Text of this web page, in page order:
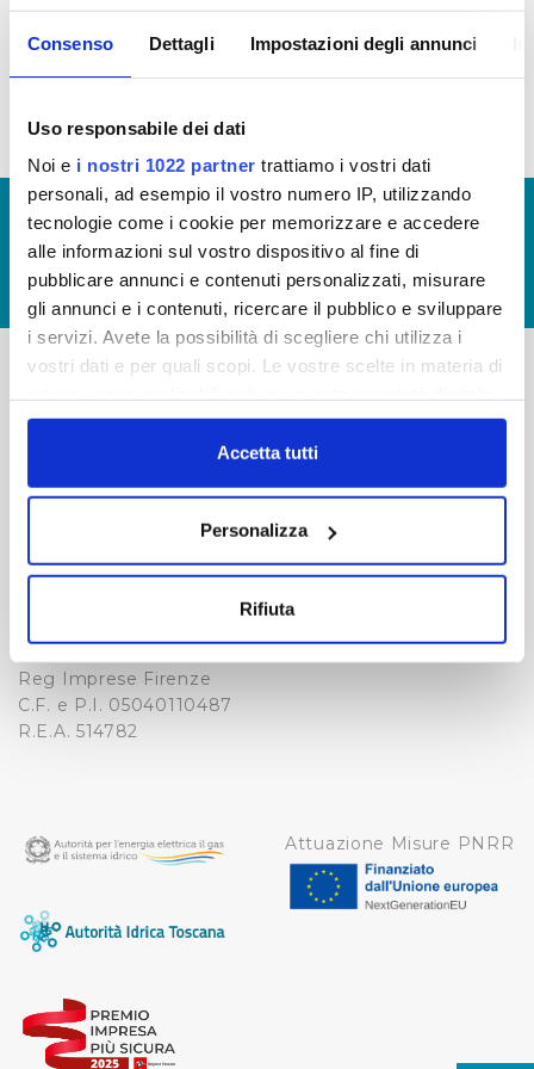
Consenso Dettagli Impostazioni degli annunci
Uso responsabile dei dati
Noi e i nostri 1022 partner trattiamo i vostri dati
personali, ad esempio il vostro numero IP, utilizzando
tecnologie come i cookie per memorizzare e accedere
alle informazioni sul vostro dispositivo al fine di
pubblicare annunci e contenuti personalizzati, misurare
gli annunci e i contenuti, ricercare il pubblico e sviluppare
i servizi. Avete la possibilità di scegliere chi utilizza i
vostri dati e per quali scopi. Le vostre scelte in materia di
in cui avete effettuato le vostre scelte. È possibile
modificare o revocare il proprio consenso in qualsiasi
momento dalla Dichiarazione sui cookie o facendo clic
Con il tuo consenso, vorremmo anche:
raccogliere informazioni sulla tua posizione
Identificare il tuo dispositivo, scansionandolo
attivamente alla ricerca di caratteristiche specifiche
(impronte digitali).
modificare o ritirare il tuo consenso in qualsiasi momento
dalla Dichiarazione sui cookie.
Utilizziamo dei cookie tecnici necessari per rendere
fruibile il sito web abilitandone funzionalità di base quali
protette. In linea con le preferenze manifestate
dall’Utente e con i consensi dallo stesso prestati, i
cookie possono essere inoltre utilizzati per analizzare il
Accetta tutti
Personalizza
Rifiuta
società partecipate non soggette al controllo di
amministrazioni pubbliche, ex art. 2 bis, comma 3
© Copyright 2017 - 2026
GLOSSARIO
GIUDICA IL SERVIZIO
LAVORA CON NOI
-
50126 Fi
Reg Imprese Firenze
C.F. e P.I. 05040110487
R.E.A. 514782
-
FAQ
PRIVACY POLICY
NOTE LEGALI
COOKIE
WHISTLEBLOWING
CREDITS
Attuazione Misure PNRR